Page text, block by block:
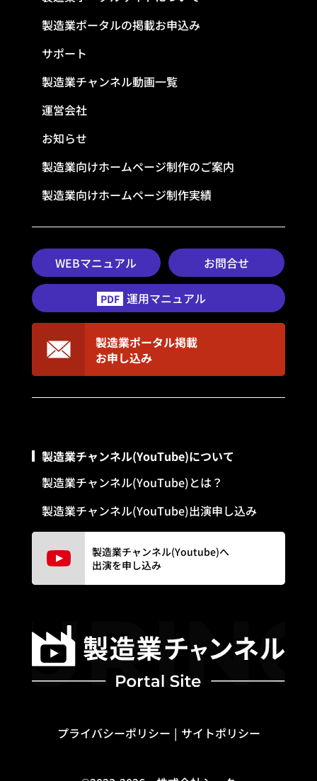
製造業ポータルの掲載お申込み
サポート
製造業チャンネル動画一覧
運営会社
お知らせ
製造業向けホームページ制作のご案内
製造業向けホームページ制作実績
WEBマニュアル お問合せ
PDF 運用マニュアル
製造業ポータル掲載
お申し込み
製造業チャンネル(YouTube)について
製造業チャンネル(YouTube)とは？
製造業チャンネル(YouTube)出演申し込み
製造業チャンネル(Youtube)へ
出演を申し込み
プライバシーポリシー サイトポリシー